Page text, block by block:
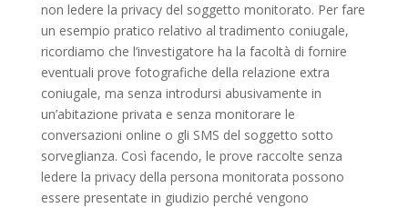
non ledere la privacy del soggetto monitorato. Per fare
un esempio pratico relativo al tradimento coniugale,
ricordiamo che l’investigatore ha la facoltà di fornire
eventuali prove fotografiche della relazione extra
coniugale, ma senza introdursi abusivamente in
un’abitazione privata e senza monitorare le
conversazioni online o gli SMS del soggetto sotto
sorveglianza. Così facendo, le prove raccolte senza
ledere la privacy della persona monitorata possono
essere presentate in giudizio perché vengono